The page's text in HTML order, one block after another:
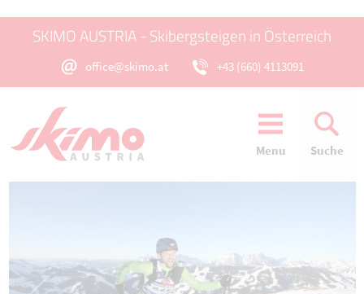
SKIMO AUSTRIA - Skibergsteigen in Österreich
office@skimo.at +43 (660) 4113091
Menu Suche